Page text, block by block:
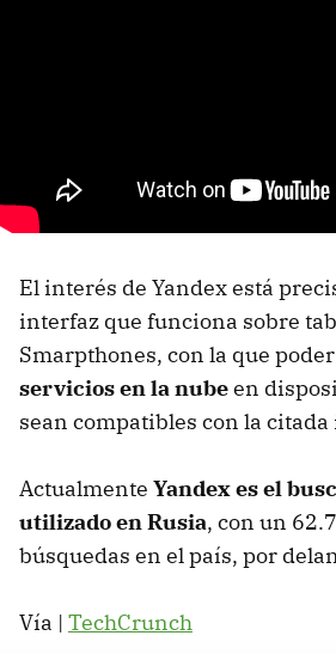
El interés de Yandex está
interfaz que funciona sobre
Smarpthones, con la que poder
servicios en la nubeen
sean compatibles con la
Actualmente Yandex es el
utilizado en Rusia, con un
búsquedas en el país, por
Vía | TechCrunch